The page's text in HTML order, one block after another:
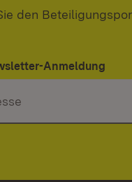
den
Anmeldung